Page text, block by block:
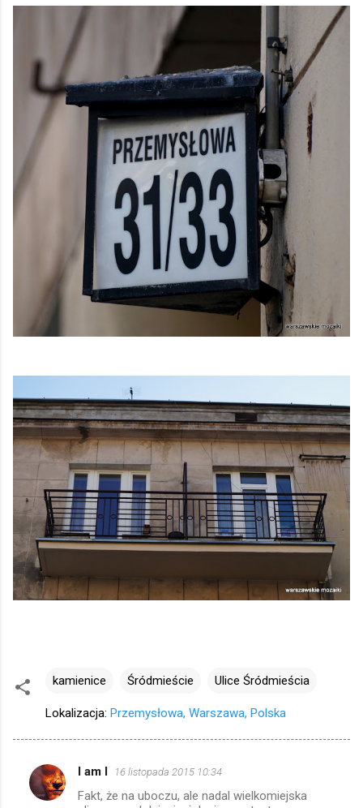
kamienice Śródmieście Ulice Śródmieścia
Lokalizacja: Przemysłowa, Warszawa, Polska
K
o
I am I 16 listopada 2015 10:34
Fakt, że na uboczu, ale nadal wielkomiejska